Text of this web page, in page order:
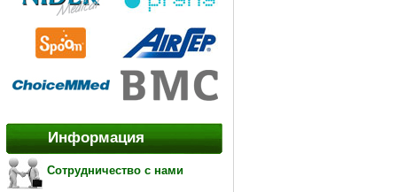
Информация
Сотрудничество с нами